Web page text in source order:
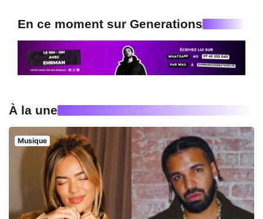
En ce moment sur Generations
À la une
Musique